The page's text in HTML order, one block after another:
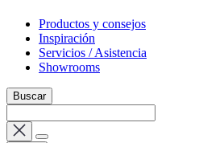
Productos y consejos
Inspiración
Servicios / Asistencia
Showrooms
Buscar